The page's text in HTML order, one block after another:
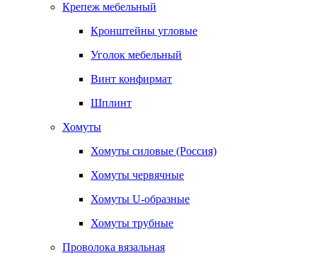
Крепеж мебельный
Кронштейны угловые
Уголок мебельный
Винт конфирмат
Шплинт
Хомуты
Хомуты силовые (Россия)
Хомуты червячные
Хомуты U-образные
Хомуты трубные
Проволока вязальная